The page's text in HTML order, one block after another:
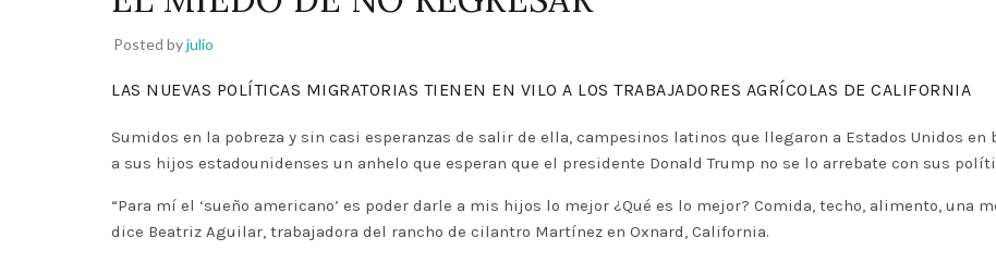
Posted byjulio
LAS NUEVAS POLÍTICAS MIGRATORIAS TIENEN EN VILO A LOS TRABAJADORES AGRÍCOLAS DE CALIFORNIA
Sumidos en la pobreza y sin casi esperanzas de salir de ella, campesinos latinos que llegaron a Estados Unidos en
a sus hijos estadounidenses un anhelo que esperan que el presidente Donald Trump no se lo arrebate con sus
“Para mí el ‘sueño americano’ es poder darle a mis hijos lo mejor ¿Qué es lo mejor? Comida, techo, alimento, una
dice Beatriz Aguilar, trabajadora del rancho de cilantro Martínez en Oxnard, California.